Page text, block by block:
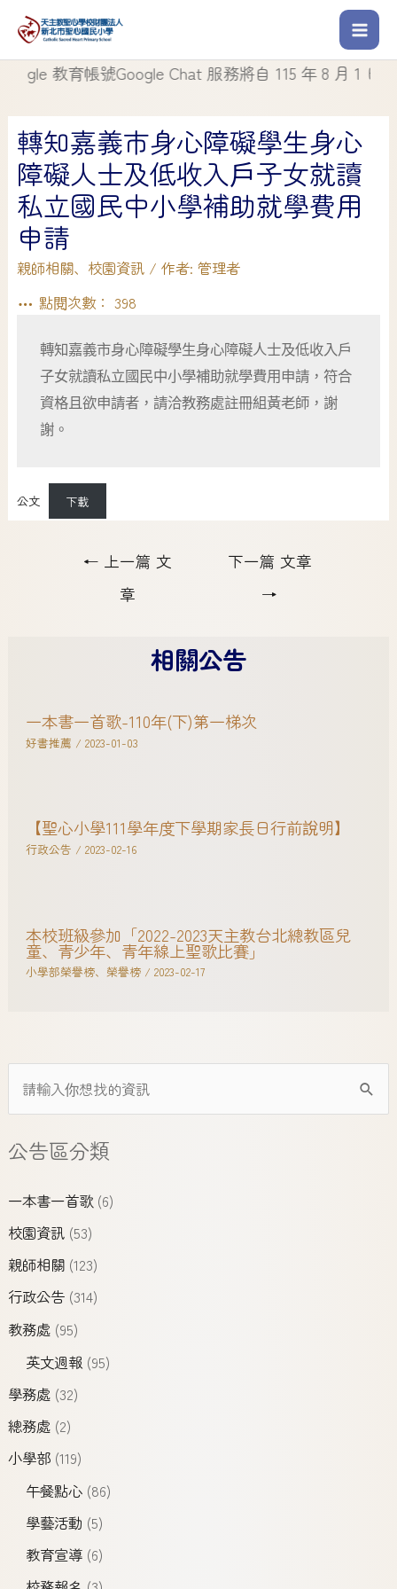
教育帳號Google Chat 服務將自 115 年 8 月 1 日起停止
公告區分類
一本書一首歌(6)
校園資訊(53)
親師相關(123)
行政公告(314)
教務處(95)
英文週報 (95)
學務處(32)
總務處(2)
小學部(119)
午餐點心(86)
學藝活動 (5)
教育宣導(6)
轉知嘉義市身心障礙學生身心
障礙人士及低收入戶子女就讀
私立國民中小學補助就學費用
申請
親師相關、 校園資訊/ 作者: 管理者
點閱次數： 398
轉知嘉義市身心障礙學生身心障礙人士及低收入戶
子女就讀私立國民中小學補助就學費用申請，符合
資格且欲申請者，請洽教務處註冊組黃老師，謝
謝。
公文 下載
← 上一篇 文
章
下一篇 文章
→
相關公告
一本書一首歌-110年(下)第一梯次
好書推薦 / 2023-01-03
【聖心小學111學年度下學期家長日行前說明】
行政公告 / 2023-02-16
本校班級參加「2022-2023天主教台北總教區兒
童、青少年、青年線上聖歌比賽」
小學部榮譽榜、 榮譽榜/ 2023-02-17